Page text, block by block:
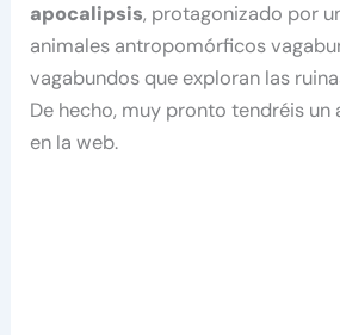
apocalipsis, protagonizado por
animales antropomórficos
vagabundos que exploran las
De hecho, muy pronto tendréis un
en la web.